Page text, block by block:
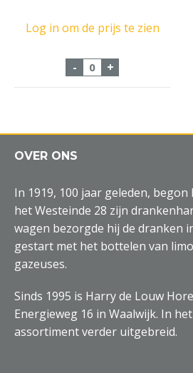
Log in om de prijs te zien
- Bols Coconut 70cl
+
OVER ONS
In 1919, 100 jaar geleden,
het Westeinde 28 zijn
wagen bezorgde hij de dranken
gestart met het bottelen van
gazeuses.
Sinds 1995 is Harry de Louw
Energieweg 16 in Waalwijk. In
assortiment verder uitgebreid.